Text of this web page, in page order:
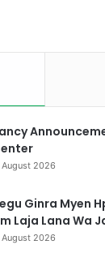
2026
Ginra Myen
Laja Lana Wa
2026